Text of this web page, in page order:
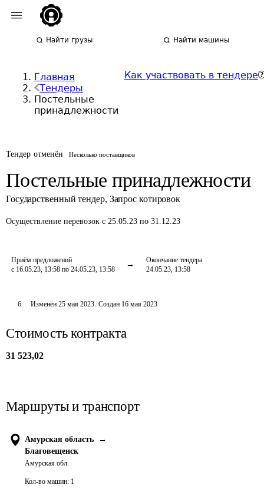
Найти грузы Найти машины
Главная
Тендеры
Постельные
принадлежности
Как участвовать в тендере
Тендер отменён Несколько поставщиков
Постельные принадлежности
Государственный тендер, Запрос котировок
Осуществление перевозок с 25.05.23 по 31.12.23
Приём предложений
с 16.05.23, 13:58 по 24.05.23, 13:58
Окончание тендера
24.05.23, 13:58
6 Изменён 25 мая 2023. Создан 16 мая 2023
Стоимость контракта
31 523,02
Маршруты и транспорт
Амурская область
→
Благовещенск
Амурская обл.
Кол-во машин: 1